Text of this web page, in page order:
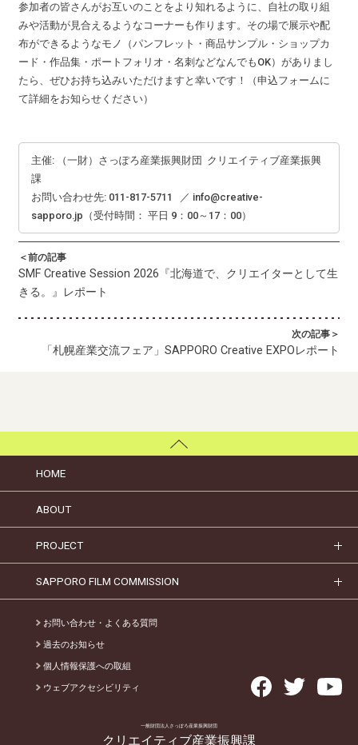
参加者の皆さんがお互いのことをより知れるように、自社の取り組
みや活動が見合えるようなコーナーも作ります。その場で展示や配
布ができるようなモノ（パンフレット・商品サンプル・ショップカ
ード・作品集・ポートフォリオ・名刺などなんでもOK）がありまし
たら、ぜひお持ち込みいただけますと幸いです！（申込フォームに
て詳細をお知らせください）
主催: （一財）さっぽろ産業振興財団 クリエイティブ産業振興
課
お問い合わせ先: 011-817-5711 ／ info@creative-
sapporo.jp（受付時間： 平日 9：00～17：00）
＜前の記事
SMF Creative Session 2026『北海道で、クリエイターとして生
きる。』レポート
次の記事＞
「札幌産業交流フェア」SAPPORO Creative EXPOレポート
HOME
ABOUT
PROJECT
SAPPORO FILM COMMISSION
お問い合わせ・よくある質問
過去のお知らせ
個人情報保護への取組
ウェブアクセシビリティ
一般財団法人さっぽろ産業振興財団
クリエイティブ産業振興課